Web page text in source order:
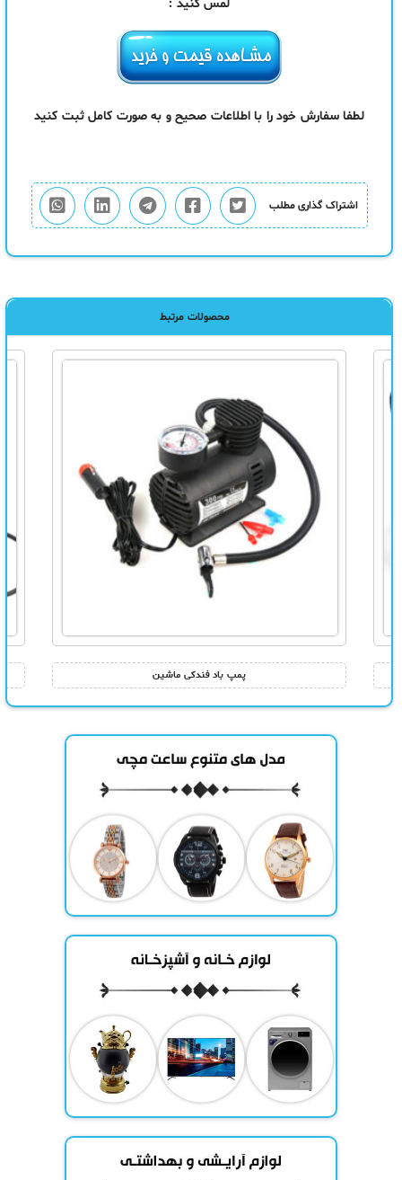
لمس کنید :
لطفا سفارش خود را با اطلاعات صحیح و به صورت کامل ثبت کنید
اشتراک گذاری مطلب
محصولات مرتبط
پمپ باد فندکی ماشین